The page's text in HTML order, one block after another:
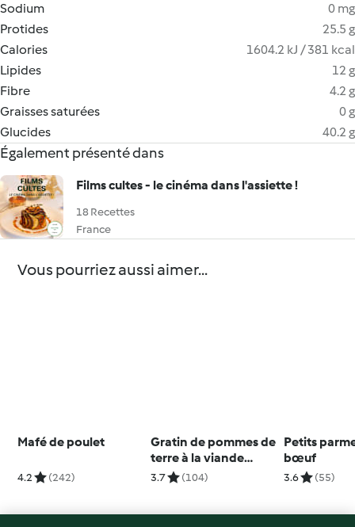
Sodium
0 mg
Protides
25.5 g
Calories
1604.2 kJ / 381 kcal
Lipides
12 g
Fibre
4.2 g
Graisses saturées
0 g
Glucides
40.2 g
Également présenté dans
Films cultes - le cinéma dans l'assiette !
18 Recettes
France
Vous pourriez aussi aimer...
Mafé de poulet
4.2 (242)
Gratin de pommes de
terre à la viande
hachée
3.7 (104)
Petits
bœuf
3.6 (55)